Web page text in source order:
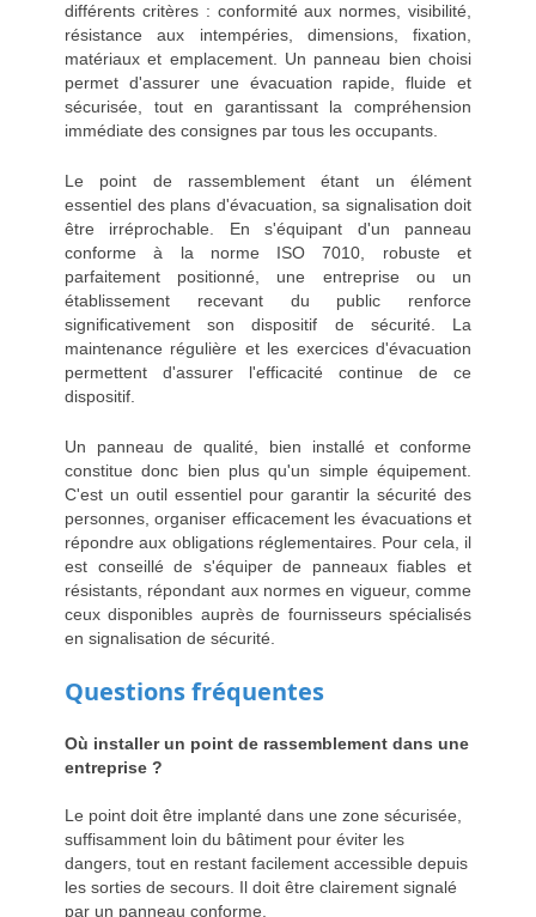
différents critères : conformité aux normes, visibilité,
résistance aux intempéries, dimensions, fixation,
matériaux et emplacement. Un panneau bien choisi
permet d'assurer une évacuation rapide, fluide et
sécurisée, tout en garantissant la compréhension
immédiate des consignes par tous les occupants.
Le point de rassemblement étant un élément
essentiel des plans d'évacuation, sa signalisation doit
être irréprochable. En s'équipant d'un panneau
conforme à la norme ISO 7010, robuste et
parfaitement positionné, une entreprise ou un
établissement recevant du public renforce
significativement son dispositif de sécurité. La
maintenance régulière et les exercices d'évacuation
permettent d'assurer l'efficacité continue de ce
dispositif.
Un panneau de qualité, bien installé et conforme
constitue donc bien plus qu'un simple équipement.
C'est un outil essentiel pour garantir la sécurité des
personnes, organiser efficacement les évacuations et
répondre aux obligations réglementaires. Pour cela, il
est conseillé de s'équiper de panneaux fiables et
résistants, répondant aux normes en vigueur, comme
ceux disponibles auprès de fournisseurs spécialisés
en signalisation de sécurité.
Questions fréquentes
Où installer un point de rassemblement dans une
entreprise ?
Le point doit être implanté dans une zone sécurisée,
suffisamment loin du bâtiment pour éviter les
dangers, tout en restant facilement accessible depuis
les sorties de secours. Il doit être clairement signalé
par un panneau conforme.